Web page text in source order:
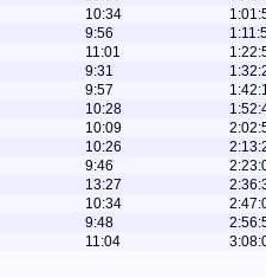
10:34
9:56
11:01
9:31
9:57
10:28
10:09
10:26
9:46
13:27
10:34
9:48
11:04